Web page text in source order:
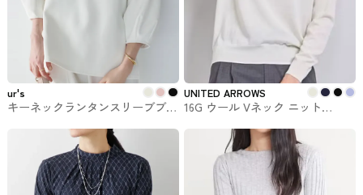
ur's
キーネックランタンスリーブブラ
UNITED ARROWS
16G ウール Vネック ニット